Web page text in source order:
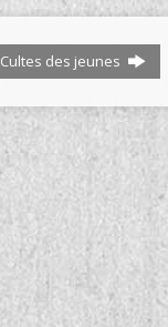
Cultes des jeunes